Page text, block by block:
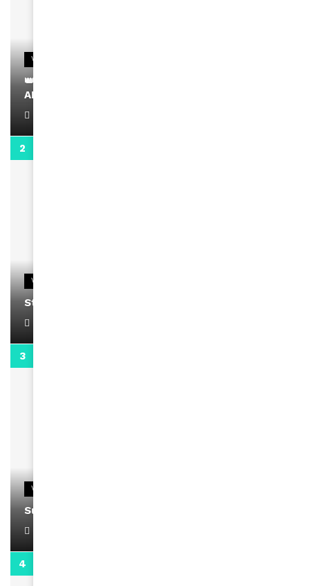
VIDEOS
👑 Remerciements à Ayden pour son message sur
AMINA, le Magazine de la Femme
VIDEOS
Stacy passe un message
VIDEOS
Support Black Business Wee-kend